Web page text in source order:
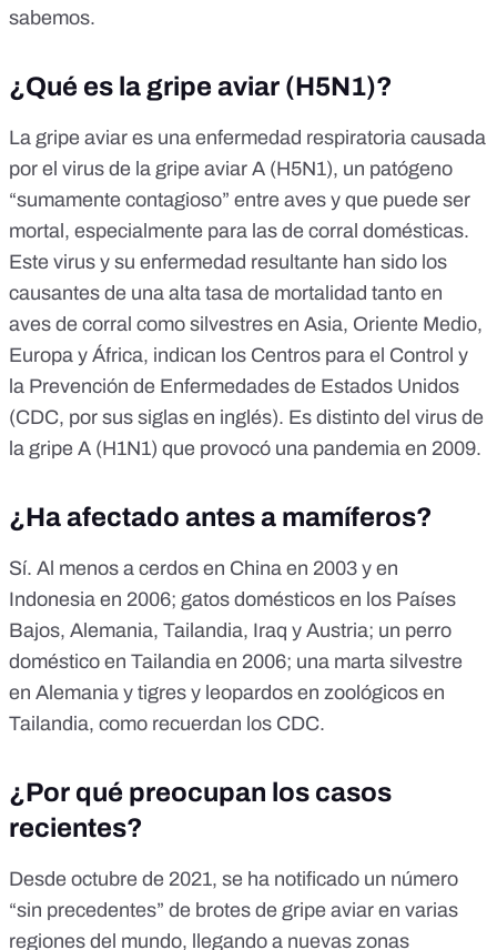
sabemos.
¿Qué es la gripe aviar (H5N1)?
La gripe aviar es una enfermedad respiratoria causada
por el virus de la gripe aviar A (H5N1), un patógeno
“sumamente contagioso” entre aves y que puede ser
mortal, especialmente para las de corral domésticas.
Este virus y su enfermedad resultante han sido los
causantes de una alta tasa de mortalidad tanto en
aves de corral como silvestres en Asia, Oriente Medio,
Europa y África, indican los Centros para el Control y
la Prevención de Enfermedades de Estados Unidos
(CDC, por sus siglas en inglés). Es distinto del virus de
la gripe A (H1N1) que provocó una pandemia en 2009.
¿Ha afectado antes a mamíferos?
Sí. Al menos a cerdos en China en 2003 y en
Indonesia en 2006; gatos domésticos en los Países
Bajos, Alemania, Tailandia, Iraq y Austria; un perro
doméstico en Tailandia en 2006; una marta silvestre
en Alemania y tigres y leopardos en zoológicos en
Tailandia, como recuerdan los CDC.
¿Por qué preocupan los casos
recientes?
Desde octubre de 2021, se ha notificado un número
“sin precedentes” de brotes de gripe aviar en varias
regiones del mundo, llegando a nuevas zonas